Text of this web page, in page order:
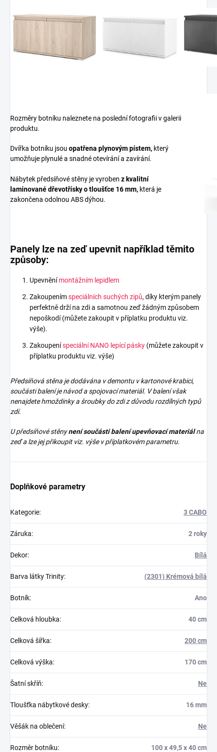
Rozměry botníku naleznete na poslední fotografii v galerii
produktu.
Dvířka botníku jsou opatřena plynovým pístem, který
umožňuje plynulé a snadné otevírání a zavírání.
Nábytek předsíňové stěny je vyroben z kvalitní
laminované dřevotřískyo tloušťce 16 mm, která je
zakončena odolnou ABS dýhou.
Panely lze na zeď upevnit například těmito
způsoby:
Upevněnímontážním lepidlem
Zakoupenímspeciálních suchých zipů, díky kterým panely
perfektně drží na zdi a samotnou zeď žádným způsobem
nepoškodí (můžete zakoupit v příplatku produktu viz.
výše).
Zakoupeníspeciální NANO lepící pásky (můžete zakoupit v
příplatku produktu viz. výše)
Předsíňová stěna je dodávána v demontu v kartonové krabici,
součásti balení je návod a spojovací materiál. V balení však
nenajdetehmoždinky a šroubky do zdi z důvodu rozdílných typů
zdí.
U předsíňové stěnynení součásti balení upevňovací materiálna
zeď a lze jej přikoupit viz. výše v příplatkovém parametru.
Doplňkové parametry
Kategorie: 3 CABO
Záruka: 2 roky
Dekor: Bílá
Barva látky Trinity: (2301) Krémová bílá
Botník: Ano
Celková hloubka: 40 cm
Celková šířka: 200 cm
Celková výška: 170 cm
Šatní skříň: Ne
Tloušťka nábytkové desky: 16 mm
Věšák na oblečení: Ne
Rozměr botníku: 100 x 49,5 x 40 cm